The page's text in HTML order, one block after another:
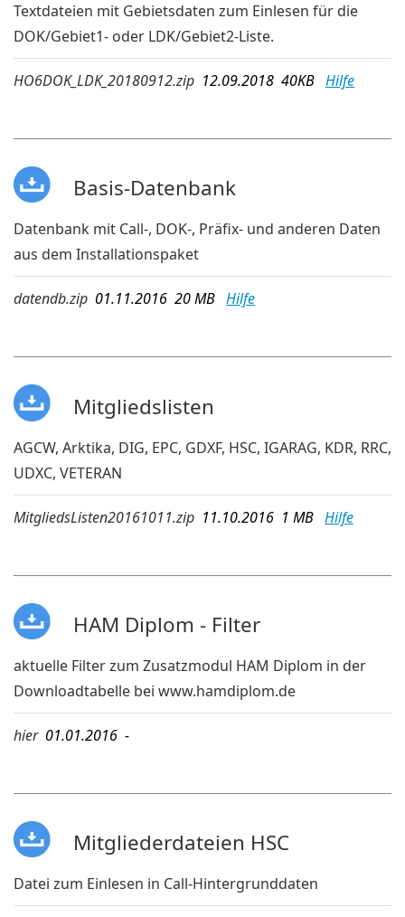
Textdateien mit Gebietsdaten zum Einlesen für die
DOK/Gebiet1- oder LDK/Gebiet2-Liste.
HO6DOK_LDK_20180912.zip 12.09.2018 40KB Hilfe
Basis-Datenbank
Datenbank mit Call-, DOK-, Präfix- und anderen Daten
aus dem Installationspaket
datendb.zip 01.11.2016 20 MB Hilfe
Mitgliedslisten
AGCW, Arktika, DIG, EPC, GDXF, HSC, IGARAG, KDR, RRC,
UDXC, VETERAN
MitgliedsListen20161011.zip 11.10.2016 1 MB Hilfe
HAM Diplom - Filter
aktuelle Filter zum Zusatzmodul HAM Diplom in der
Downloadtabelle bei www.hamdiplom.de
hier01.01.2016 -
Mitgliederdateien HSC
Datei zum Einlesen in Call-Hintergrunddaten